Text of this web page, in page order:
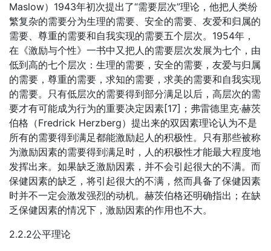
Maslow）1943年初次提出了“需要层次”理论，他把人类纷
繁复杂的需要分为生理的需要、安全的需要、友爱和归属的
需要、尊重的需要和自我实现的需要五个层次。1954年，
在《激励与个性》一书中又把人的需要层次发展为七个，由
低到高的七个层次：生理的需要，安全的需要，友爱与归属
的需要，尊重的需要，求知的需要，求美的需要和自我实现
的需要。只有低层次的需要得到部分满足以后，高层次的需
要才有可能成为行为的重要决定因素[17]；弗雷德里克·赫茨
伯格（Fredrick Herzberg）提出来的双因素理论认为不是
所有的需要得到满足都能激励起人的积极性。只有那些被称
为激励因素的需要得到满足时，人的积极性才能最大程度地
发挥出来。如果缺乏激励因素，并不会引起很大的不满。而
保健因素的缺乏，将引起很大的不满，然而具备了保健因素
时并不一定会激发强烈的动机。赫茨伯格还明确指出；在缺
乏保健因素的情况下，激励因素的作用也不大。
2.2.2公平理论